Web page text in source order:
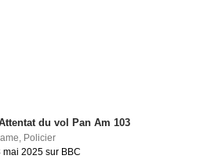
du vol Pan Am 103
Policier
mai 2025 sur BBC